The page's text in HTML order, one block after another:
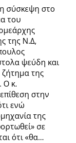
σύσκεψη στο
του
της Ν.Δ,
ψεύδη και
της
Ο κ.
στην
ενώ
της
σε
ότι «θα...